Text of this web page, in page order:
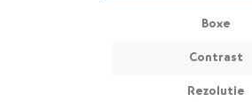
Boxe
Contrast
Rezolutie